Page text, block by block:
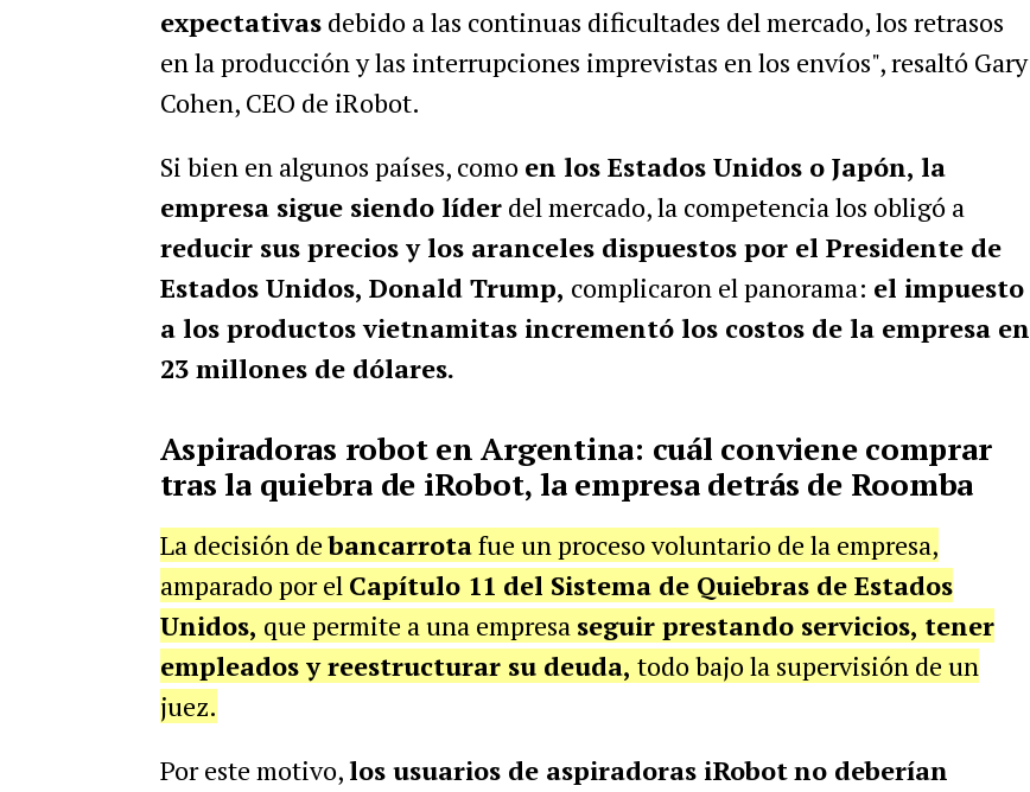
expectativasdebido a las continuas dificultades del mercado, los retrasos
en la producción y las interrupciones imprevistas en los envíos", resaltó Gary
Cohen, CEO de iRobot.
Si bien en algunos países, como en los Estados Unidos o Japón, la
empresa sigue siendo líderdel mercado, la competencia los obligó a
reducir sus precios y los aranceles dispuestos por el Presidente de
Estados Unidos, Donald Trump, complicaron el panorama: el impuesto
a los productos vietnamitas incrementó los costos de la empresa en
23 millones de dólares.
Aspiradoras robot en Argentina: cuál conviene comprar
tras la quiebra de iRobot, la empresa detrás de Roomba
La decisión debancarrotafue un proceso voluntario de la empresa,
amparado por el Capítulo 11 del Sistema de Quiebras de Estados
Unidos, que permite a una empresa seguir prestando servicios, tener
empleados y reestructurar su deuda, todo bajo la supervisión de un
juez.
Por este motivo,los usuarios de aspiradoras iRobotno deberían